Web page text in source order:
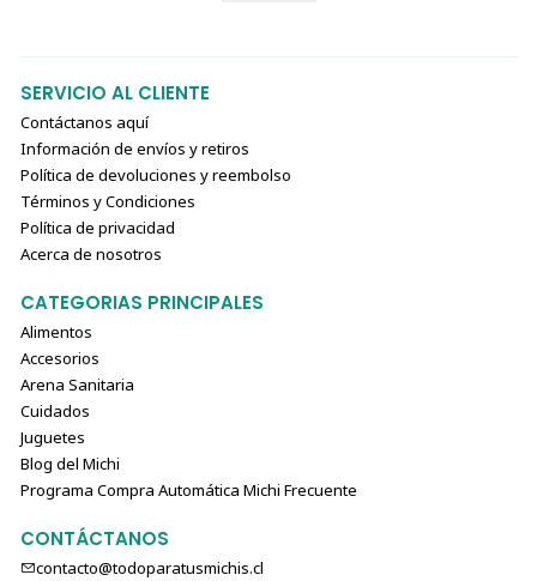
SERVICIO AL CLIENTE
Contáctanos aquí
Información de envíos y retiros
Política de devoluciones y reembolso
Términos y Condiciones
Política de privacidad
Acerca de nosotros
CATEGORIAS PRINCIPALES
Alimentos
Accesorios
Arena Sanitaria
Cuidados
Juguetes
Blog del Michi
Programa Compra Automática Michi Frecuente
CONTÁCTANOS
contacto@todoparatusmichis.cl